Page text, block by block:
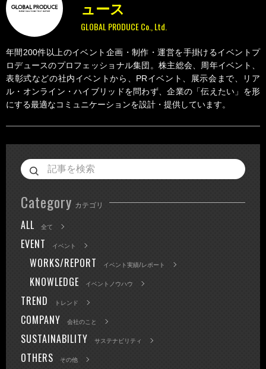
GLOBAL PRODUCE Co., Ltd.
ュース
年間200件以上のイベント企画・制作・運営を手掛けるイベントプ
ロデュースのプロフェッショナル集団。株主総会、周年イベント、
表彰式などの社内イベントから、PRイベント、展示会まで、リア
ル・オンライン・ハイブリッドを問わず、企業の「伝えたい」を形
にする最適なコミュニケーションを設計・提供しています。
Category カテゴリ
ALL 全て
EVENT イベント
WORKS/REPORT イベント実績/レポート
KNOWLEDGE イベントノウハウ
TREND トレンド
COMPANY 会社のこと
SUSTAINABILITY サステナビリティ
OTHERS その他